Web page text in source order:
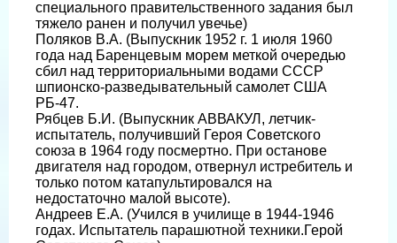
специального правительственного задания был
тяжело ранен и получил увечье)
Поляков В.А. (Выпускник 1952 г. 1 июля 1960
года над Баренцевым морем меткой очередью
сбил над территориальными водами СССР
шпионско-разведывательный самолет США
РБ-47.
Рябцев Б.И. (Выпускник АВВАКУЛ, летчик-
испытатель, получивший Героя Советского
союза в 1964 году посмертно. При останове
двигателя над городом, отвернул истребитель и
только потом катапультировался на
недостаточно малой высоте).
Андреев Е.А. (Учился в училище в 1944-1946
годах. Испытатель парашютной техники.Герой